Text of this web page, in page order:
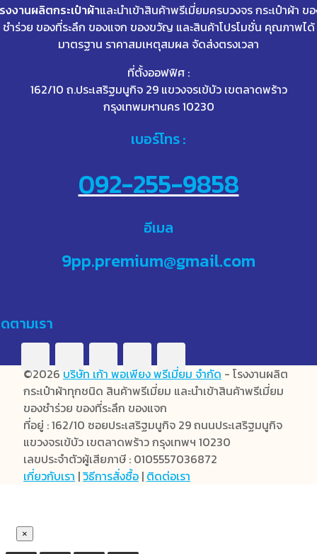
งงานผลิตกระเป๋าผ้าและนำเข้าสินค้าพรีเมี่ยมครบวงจร กระเป๋าผ้า ข
ชำร่วย ของที่ระลึก ของแจก ของขวัญ และสินค้าโปรโมชั่น คุณภาพได้
มาตรฐาน ราคาสมเหตุสมผล จัดส่งตรงเวลา
ที่ตั้งออฟฟิศ :
162/10 ถ.ประเสริฐมนูกิจ 29 แขวงจรเข้บัว เขตลาดพร้าว
กรุงเทพมหานคร 10230
เบอร์โทร :
092-255-9858
อีเมล
9pp.premium@gmail.com
ตามเรา
©2026 บริษัท เก้า พอเพียง พรีเมี่ยม จำกัด - โรงงานผลิต
กระเป๋าผ้าทุกชนิด สินค้าพรีเมี่ยม และนำเข้าสินค้าพรีเมี่ยม
ของชำร่วย ของที่ระลึก ของแจก
ที่อยู่ : 162/10 ซอยประเสริฐมนูกิจ 29 ถนนประเสริฐมนูกิจ
แขวงจรเข้บัว เขตลาดพร้าว กรุงเทพฯ 10230
เลขประจำตัวผู้เสียภาษี : 0105557036872
เกี่ยวกับเรา |วิธีการสั่งซื้อ | ติดต่อเรา
×